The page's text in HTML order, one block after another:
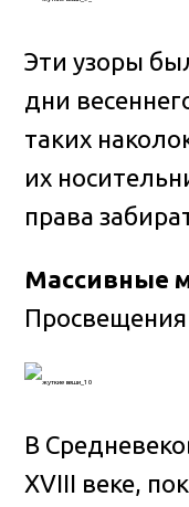
Эти узоры
дни
таких
их
права
Массивные
Просвещения
В
XVIII веке,